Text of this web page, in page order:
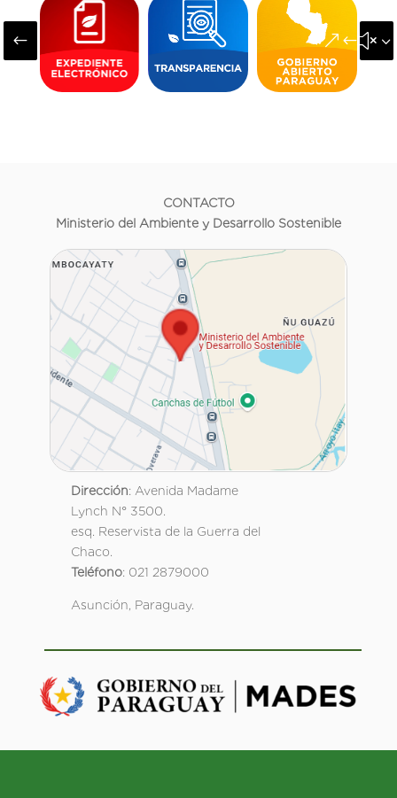
#
CONTACTO
Ministerio del Ambiente y Desarrollo Sostenible
Dirección: Avenida Madame
Lynch N° 3500.
esq. Reservista de la Guerra del
Chaco.
Teléfono: 021 2879000
Asunción, Paraguay.